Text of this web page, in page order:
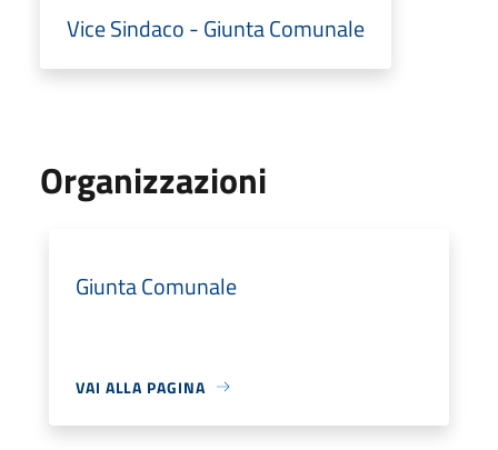
Vice Sindaco - Giunta Comunale
Organizzazioni
Giunta Comunale
VAI ALLA PAGINA